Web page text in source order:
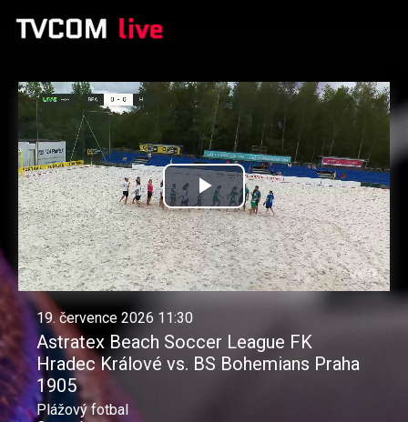
Přehrát
video
19. července 2026 11:30
Astratex Beach Soccer League FK
Hradec Králové vs. BS Bohemians Praha
1905
Plážový fotbal